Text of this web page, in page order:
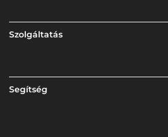
Szolgáltatás
Segítség